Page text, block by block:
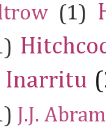
(1)
Inarritu
J.J.